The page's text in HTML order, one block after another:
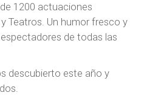
1200 actuaciones
Teatros. Un humor fresco y
de todas las
descubierto este año y